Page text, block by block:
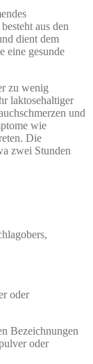
aus den
dient dem
eine gesunde
zu wenig
laktosehaltiger
und
wie
Die
zwei Stunden
oder
Bezeichnungen
oder